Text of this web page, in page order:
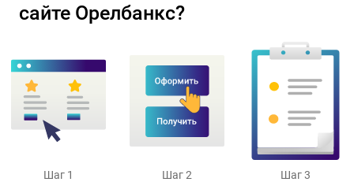
сайте Орелбанкс?
Шаг 1
Шаг 2
Шаг 3